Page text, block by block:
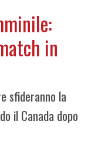
in
sfideranno la
il Canada dopo